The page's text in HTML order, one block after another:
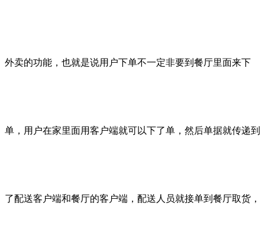
外卖的功能，也就是说用户下单不一定非要到餐厅里面来下
单，用户在家里面用客户端就可以下了单，然后单据就传递到
了配送客户端和餐厅的客户端，配送人员就接单到餐厅取货，